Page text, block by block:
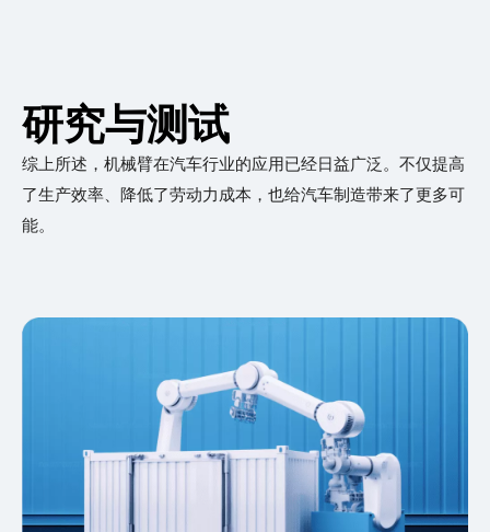
研究与测试
综上所述，机械臂在汽车行业的应用已经日益广泛。不仅提高
了生产效率、降低了劳动力成本，也给汽车制造带来了更多可
能。